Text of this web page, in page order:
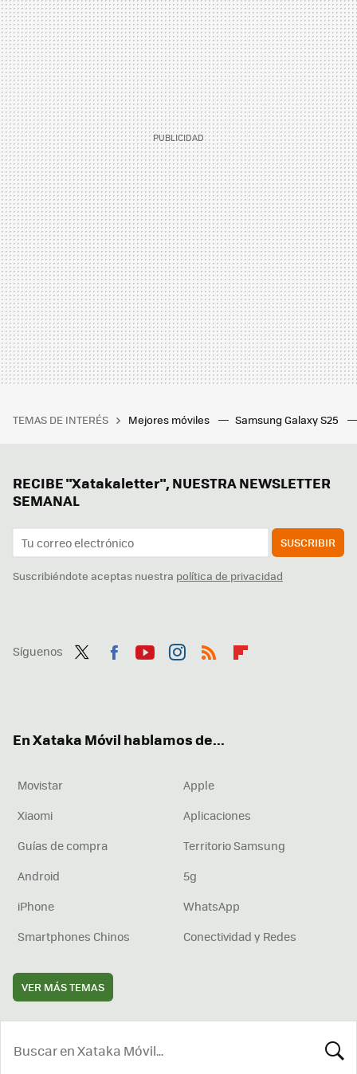
TEMAS DE INTERÉS Mejores móviles Samsung Galaxy S25
RECIBE "Xatakaletter", NUESTRA NEWSLETTER
SEMANAL
SUSCRIBIR
Suscribiéndote aceptas nuestra política de privacidad
Síguenos
En Xataka Móvil hablamos de...
Movistar
Apple
Xiaomi
Aplicaciones
Guías de compra
Territorio Samsung
Android
5g
iPhone
WhatsApp
Smartphones Chinos
Conectividad y Redes
VER MÁS TEMAS